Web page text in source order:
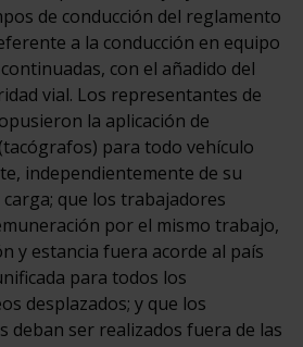
de conducción del reglamento
a la conducción en equipo
con el añadido del
vial. Los representantes de
la aplicación de
para todo vehículo
independientemente de su
que los trabajadores
por el mismo trabajo,
y estancia fuera acorde al país
para todos los
desplazados; y que los
deban ser realizados fuera de las